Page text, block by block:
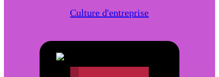
Culture d'entreprise